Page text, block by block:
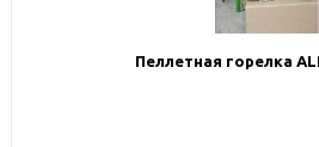
Пеллетная горелка